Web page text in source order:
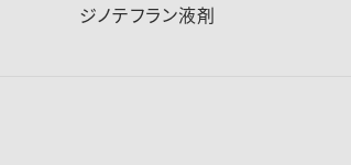
ジノテフラン液剤